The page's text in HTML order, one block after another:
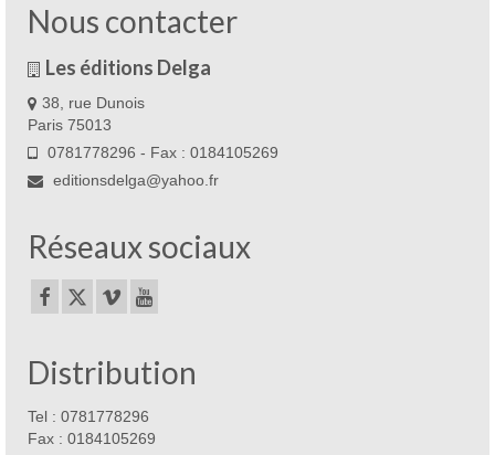
Nous contacter
Les éditions Delga
38, rue Dunois
Paris 75013
0781778296 - Fax : 0184105269
editionsdelga@yahoo.fr
Réseaux sociaux
Distribution
Tel : 0781778296
Fax : 0184105269